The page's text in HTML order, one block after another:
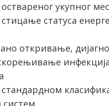
укупног
статуса
откривање,
систем